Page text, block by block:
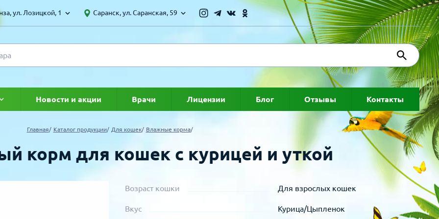
ул. Лозицкой, 1 Саранск, ул. Саранская, 59
Новости и акции Врачи Лицензии Блог Отзывы Контакты
Главная Каталог продукции Для кошек Влажные корма
корм для кошек с курицей и уткой
Возраст кошки Для взрослых кошек
Вкус Курица/Цыпленок